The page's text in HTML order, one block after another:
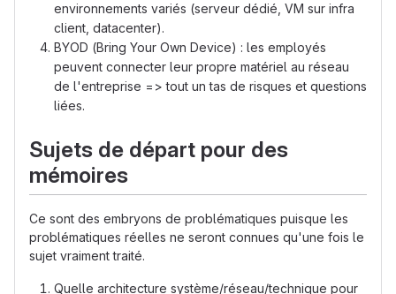
environnements variés (serveur dédié, VM sur infra
client, datacenter).
BYOD (Bring Your Own Device) : les employés
peuvent connecter leur propre matériel au réseau
de l'entreprise => tout un tas de risques et questions
liées.
Sujets de départ pour des
mémoires
Ce sont des embryons de problématiques puisque les
problématiques réelles ne seront connues qu'une fois le
sujet vraiment traité.
Quelle architecture système/réseau/technique pour